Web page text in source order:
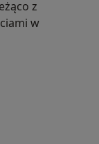
z
w